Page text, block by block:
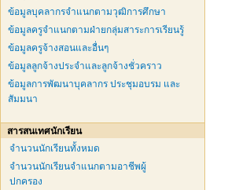
ข้อมูลบุคลากรจำแนกตามวุฒิการศึกษา
ข้อมูลครูจำแนกตามฝ่ายกลุ่มสาระการเรียนรู้
ข้อมูลครูจ้างสอนและอื่นๆ
ข้อมูลลูกจ้างประจำและลูกจ้างชั่วคราว
ข้อมูลการพัฒนาบุคลากร ประชุมอบรม และ
สัมมนา
สารสนเทศนักเรียน
จำนวนนักเรียนทั้งหมด
จำนวนนักเรียนจำแนกตามอาชีพผู้
ปกครอง